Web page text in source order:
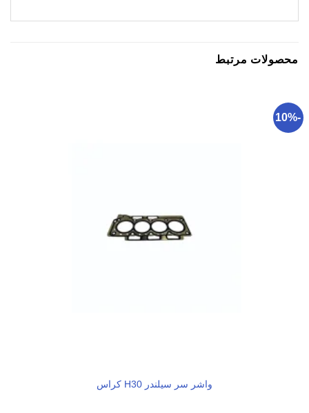
محصولات مرتبط
-10%
واشر سر سیلندر H30 کراس